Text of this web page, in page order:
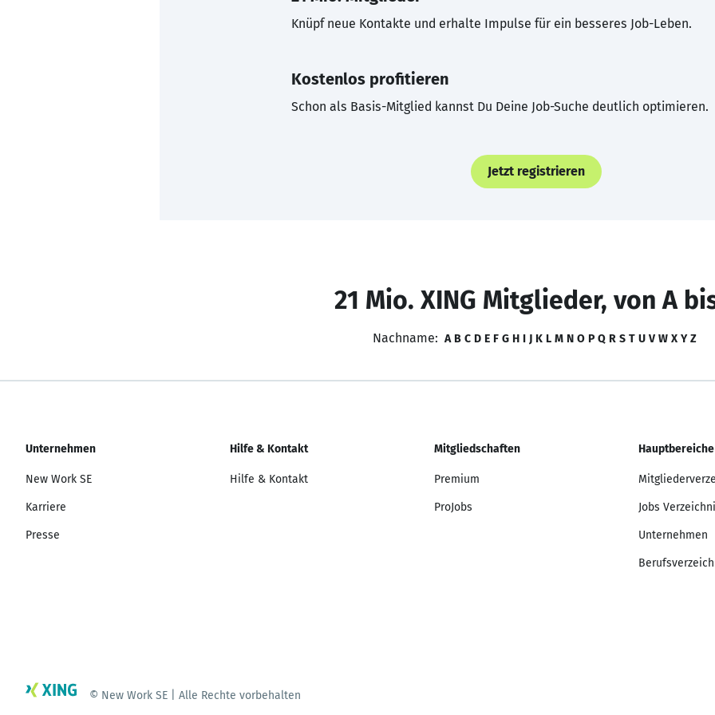
Knüpf neue Kontakte und erhalte Impulse für ein besseres Job-Leben.
Kostenlos profitieren
Schon als Basis-Mitglied kannst Du Deine Job-Suche deutlich optimieren.
Jetzt registrieren
21 Mio. XING Mitglieder, von A
Nachname: A B C D E F G H I J K L M N O P Q R S T U V W X Y Z
Unternehmen
New Work SE
Karriere
Presse
Hilfe & Kontakt
Hilfe & Kontakt
Mitgliedschaften
Premium
ProJobs
Hauptbereiche
Jobs
Unternehmen
© New Work SE | Alle Rechte vorbehalten